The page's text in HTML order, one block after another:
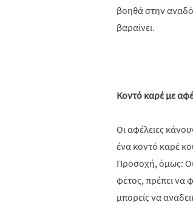
βοηθά στην
βαραίνει.
Κοντό καρέ με
Οι αφέλειες
ένα κοντό καρέ
Προσοχή, όμως: Οι
φέτος, πρέπει να
μπορείς να